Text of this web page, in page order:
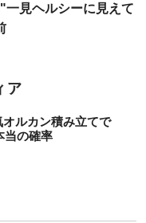
一見ヘルシーに見えて
ルカン積み立てで
当の確率